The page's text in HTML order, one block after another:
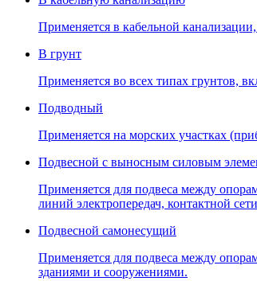
Применяется в кабельной
В грунт
Применяется во всех типах грунтов,
Подводный
Применяется на морских участках
Подвесной с выносным силовым
Применяется для подвеса между
линий электропередач, контактной
Подвесной самонесущий
Применяется для подвеса между
зданиями и сооружениями.